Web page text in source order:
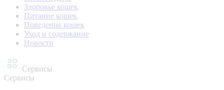
Здоровье кошек
Питание кошек
Поведение кошек
Уход и содержание
Новости
Сервисы
Сервисы